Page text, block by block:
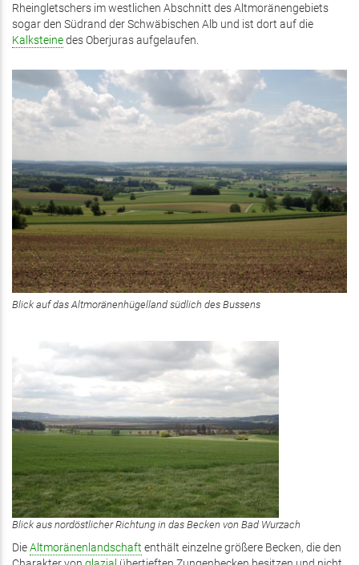
Rheingletschers im westlichen Abschnitt des Altmoränengebiets
sogar den Südrand der Schwäbischen Alb und ist dort auf die
Kalksteinedes Oberjuras aufgelaufen.
Blick auf das Altmoränenhügelland südlich des Bussens
Blick aus nordöstlicher Richtung in das Becken von Bad Wurzach
DieAltmoränenlandschaft enthält einzelne größere Becken, die den